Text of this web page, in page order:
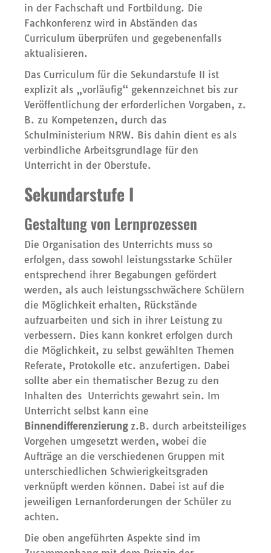
in der Fachschaft und Fortbildung. Die
Fachkonferenz wird in Abständen das
Curriculum überprüfen und gegebenenfalls
aktualisieren.
Das Curriculum für die Sekundarstufe II ist
explizit als „vorläufig“ gekennzeichnet bis zur
Veröffentlichung der erforderlichen Vorgaben, z.
B. zu Kompetenzen, durch das
Schulministerium NRW. Bis dahin dient es als
verbindliche Arbeitsgrundlage für den
Unterricht in der Oberstufe.
Sekundarstufe I
Gestaltung von Lernprozessen
Die Organisation des Unterrichts muss so
erfolgen, dass sowohl leistungsstarke Schüler
entsprechend ihrer Begabungen gefördert
werden, als auch leistungsschwächere Schülern
die Möglichkeit erhalten, Rückstände
aufzuarbeiten und sich in ihrer Leistung zu
verbessern. Dies kann konkret erfolgen durch
die Möglichkeit, zu selbst gewählten Themen
Referate, Protokolle etc. anzufertigen. Dabei
sollte aber ein thematischer Bezug zu den
Inhalten des Unterrichts gewahrt sein. Im
Unterricht selbst kann eine
Binnendifferenzierungz.B. durch arbeitsteiliges
Vorgehen umgesetzt werden, wobei die
Aufträge an die verschiedenen Gruppen mit
unterschiedlichen Schwierigkeitsgraden
verknüpft werden können. Dabei ist auf die
jeweiligen Lernanforderungen der Schüler zu
achten.
Die oben angeführten Aspekte sind im